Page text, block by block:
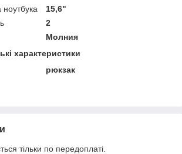
ноутбука
15,6"
2
Молния
характеристики
рюкзак
тільки по передоплаті.